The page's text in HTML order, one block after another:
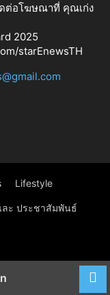
ต่อโฆษณาที่ คุณเก่ง
2025
starEnewsTH
Lifestyle
ละ ประชาสัมพันธ์